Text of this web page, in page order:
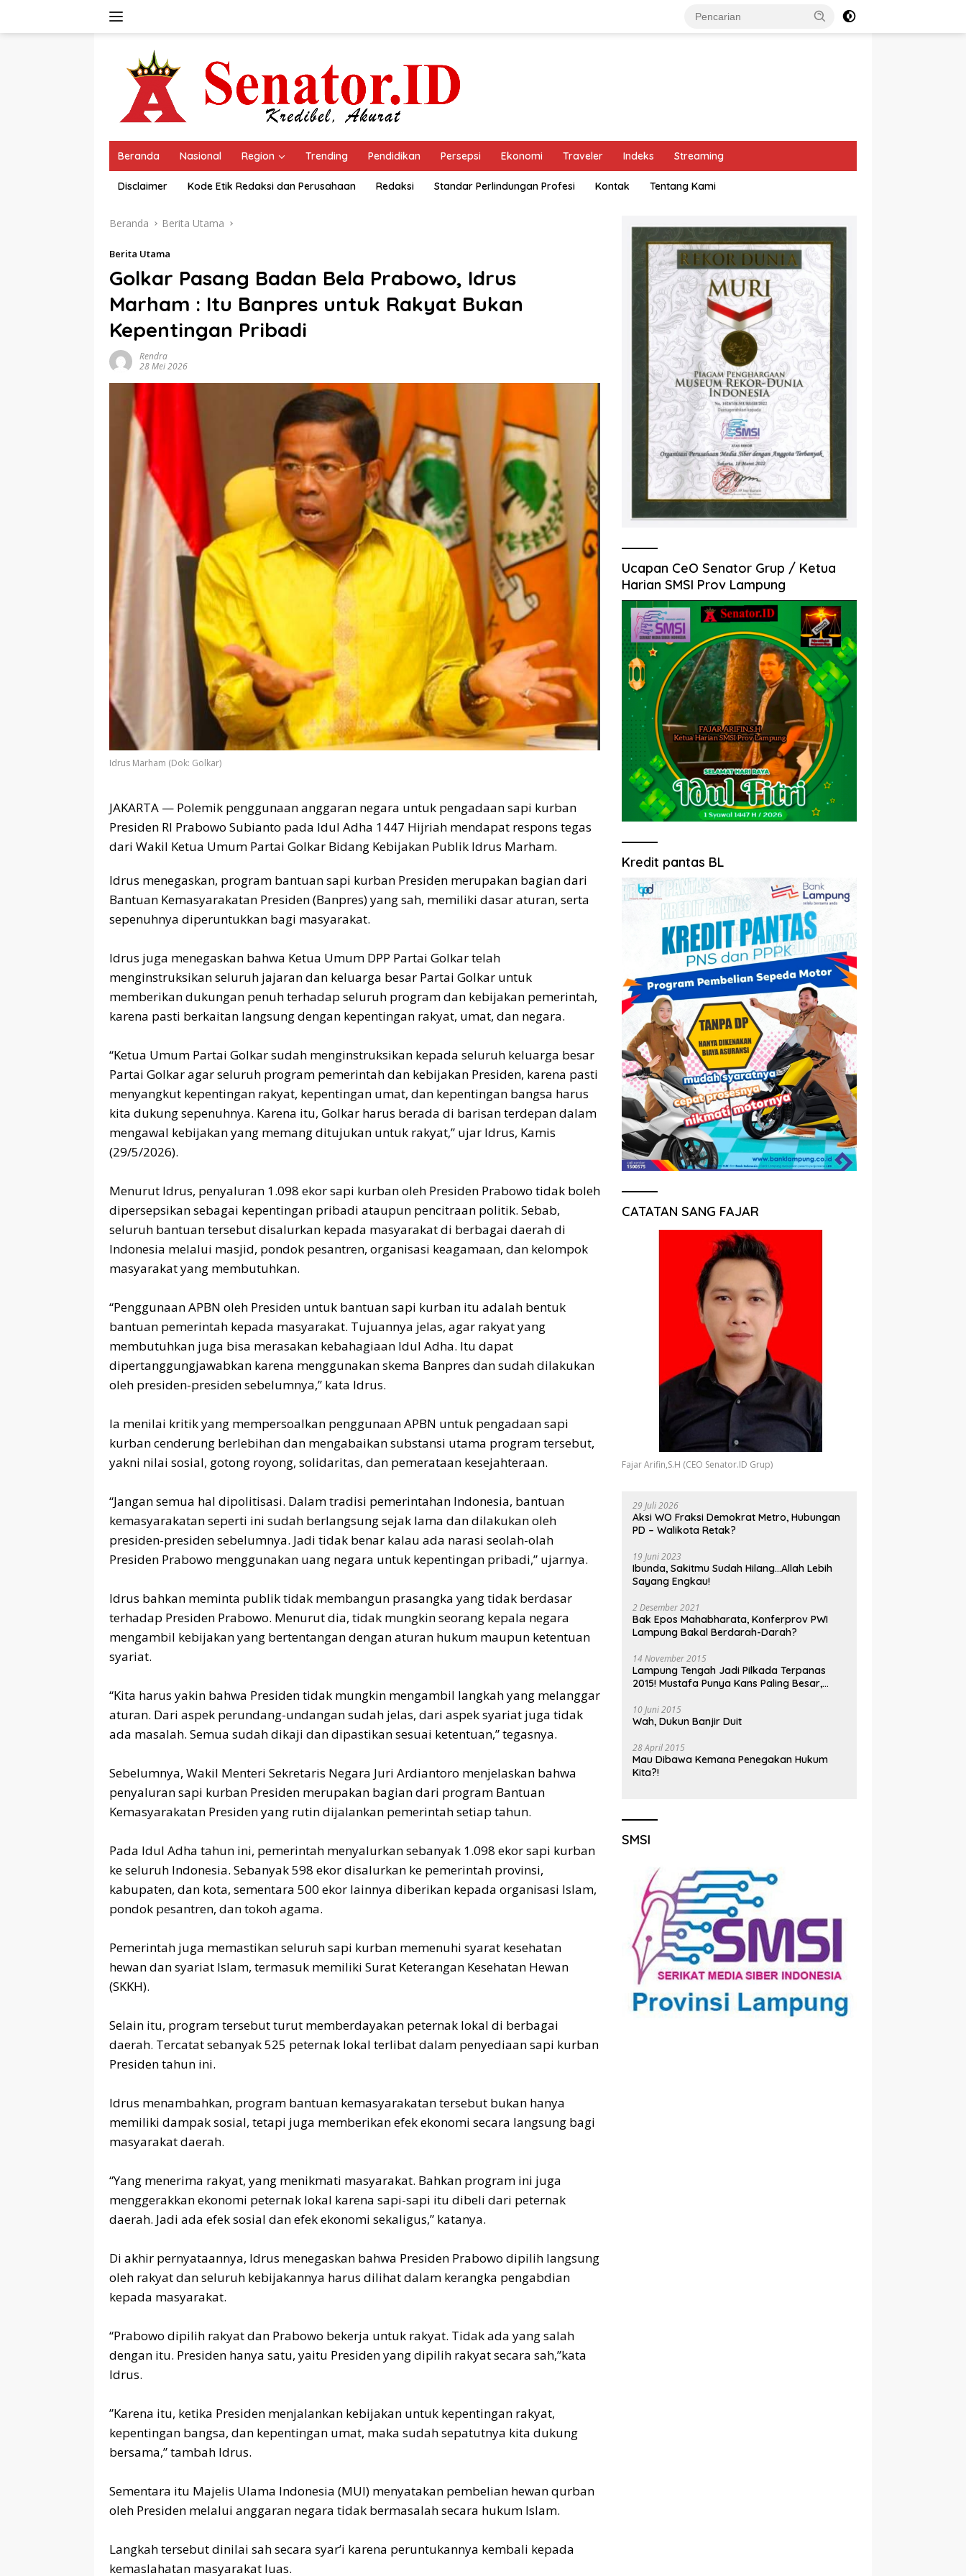
Beranda Nasional Region Trending Pendidikan Persepsi Ekonomi Traveler Indeks Streaming
Disclaimer Kode Etik Redaksi dan Perusahaan Redaksi Standar Perlindungan Profesi Kontak Tentang Kami
Beranda Berita Utama
Berita Utama
Golkar Pasang Badan Bela Prabowo, Idrus
Marham : Itu Banpres untuk Rakyat Bukan
Kepentingan Pribadi
Rendra
28 Mei 2026
Idrus Marham (Dok: Golkar)
JAKARTA — Polemik penggunaan anggaran negara untuk pengadaan sapi kurban
Presiden RI Prabowo Subianto pada Idul Adha 1447 Hijriah mendapat respons tegas
dari Wakil Ketua Umum Partai Golkar Bidang Kebijakan Publik Idrus Marham.
Idrus menegaskan, program bantuan sapi kurban Presiden merupakan bagian dari
Bantuan Kemasyarakatan Presiden (Banpres) yang sah, memiliki dasar aturan, serta
sepenuhnya diperuntukkan bagi masyarakat.
‎Idrus juga menegaskan bahwa Ketua Umum DPP Partai Golkar telah
menginstruksikan seluruh jajaran dan keluarga besar Partai Golkar untuk
memberikan dukungan penuh terhadap seluruh program dan kebijakan pemerintah,
karena pasti berkaitan langsung dengan kepentingan rakyat, umat, dan negara.
‎“Ketua Umum Partai Golkar sudah menginstruksikan kepada seluruh keluarga besar
Partai Golkar agar seluruh program pemerintah dan kebijakan Presiden, karena pasti
menyangkut kepentingan rakyat, kepentingan umat, dan kepentingan bangsa harus
kita dukung sepenuhnya. Karena itu, Golkar harus berada di barisan terdepan dalam
mengawal kebijakan yang memang ditujukan untuk rakyat,” ujar Idrus, Kamis
(29/5/2026).
‎Menurut Idrus, penyaluran 1.098 ekor sapi kurban oleh Presiden Prabowo tidak boleh
dipersepsikan sebagai kepentingan pribadi ataupun pencitraan politik. Sebab,
seluruh bantuan tersebut disalurkan kepada masyarakat di berbagai daerah di
Indonesia melalui masjid, pondok pesantren, organisasi keagamaan, dan kelompok
masyarakat yang membutuhkan.
‎“Penggunaan APBN oleh Presiden untuk bantuan sapi kurban itu adalah bentuk
bantuan pemerintah kepada masyarakat. Tujuannya jelas, agar rakyat yang
membutuhkan juga bisa merasakan kebahagiaan Idul Adha. Itu dapat
dipertanggungjawabkan karena menggunakan skema Banpres dan sudah dilakukan
oleh presiden-presiden sebelumnya,” kata Idrus.
‎Ia menilai kritik yang mempersoalkan penggunaan APBN untuk pengadaan sapi
kurban cenderung berlebihan dan mengabaikan substansi utama program tersebut,
yakni nilai sosial, gotong royong, solidaritas, dan pemerataan kesejahteraan.
‎“Jangan semua hal dipolitisasi. Dalam tradisi pemerintahan Indonesia, bantuan
kemasyarakatan seperti ini sudah berlangsung sejak lama dan dilakukan oleh
presiden-presiden sebelumnya. Jadi tidak benar kalau ada narasi seolah-olah
Presiden Prabowo menggunakan uang negara untuk kepentingan pribadi,” ujarnya.
‎Idrus bahkan meminta publik tidak membangun prasangka yang tidak berdasar
terhadap Presiden Prabowo. Menurut dia, tidak mungkin seorang kepala negara
mengambil kebijakan yang bertentangan dengan aturan hukum maupun ketentuan
syariat.
‎“Kita harus yakin bahwa Presiden tidak mungkin mengambil langkah yang melanggar
aturan. Dari aspek perundang-undangan sudah jelas, dari aspek syariat juga tidak
ada masalah. Semua sudah dikaji dan dipastikan sesuai ketentuan,” tegasnya.
‎Sebelumnya, Wakil Menteri Sekretaris Negara Juri Ardiantoro menjelaskan bahwa
penyaluran sapi kurban Presiden merupakan bagian dari program Bantuan
Kemasyarakatan Presiden yang rutin dijalankan pemerintah setiap tahun.
‎Pada Idul Adha tahun ini, pemerintah menyalurkan sebanyak 1.098 ekor sapi kurban
ke seluruh Indonesia. Sebanyak 598 ekor disalurkan ke pemerintah provinsi,
kabupaten, dan kota, sementara 500 ekor lainnya diberikan kepada organisasi Islam,
pondok pesantren, dan tokoh agama.
‎Pemerintah juga memastikan seluruh sapi kurban memenuhi syarat kesehatan
hewan dan syariat Islam, termasuk memiliki Surat Keterangan Kesehatan Hewan
(SKKH).
‎Selain itu, program tersebut turut memberdayakan peternak lokal di berbagai
daerah. Tercatat sebanyak 525 peternak lokal terlibat dalam penyediaan sapi kurban
Presiden tahun ini.
‎Idrus menambahkan, program bantuan kemasyarakatan tersebut bukan hanya
memiliki dampak sosial, tetapi juga memberikan efek ekonomi secara langsung bagi
masyarakat daerah.
‎“Yang menerima rakyat, yang menikmati masyarakat. Bahkan program ini juga
menggerakkan ekonomi peternak lokal karena sapi-sapi itu dibeli dari peternak
daerah. Jadi ada efek sosial dan efek ekonomi sekaligus,” katanya.
‎Di akhir pernyataannya, Idrus menegaskan bahwa Presiden Prabowo dipilih langsung
oleh rakyat dan seluruh kebijakannya harus dilihat dalam kerangka pengabdian
kepada masyarakat.
‎“Prabowo dipilih rakyat dan Prabowo bekerja untuk rakyat. Tidak ada yang salah
dengan itu. Presiden hanya satu, yaitu Presiden yang dipilih rakyat secara sah,”kata
Idrus.
‎”Karena itu, ketika Presiden menjalankan kebijakan untuk kepentingan rakyat,
kepentingan bangsa, dan kepentingan umat, maka sudah sepatutnya kita dukung
bersama,” tambah Idrus.
‎Sementara itu Majelis Ulama Indonesia (MUI) menyatakan pembelian hewan qurban
oleh Presiden melalui anggaran negara tidak bermasalah secara hukum Islam.
‎Langkah tersebut dinilai sah secara syar’i karena peruntukannya kembali kepada
kemaslahatan masyarakat luas.
Ucapan CeO Senator Grup / Ketua
Harian SMSI Prov Lampung
Kredit pantas BL
CATATAN SANG FAJAR
Fajar Arifin,S.H (CEO Senator.ID Grup)
29 Juli 2026
Aksi WO Fraksi Demokrat Metro, Hubungan
PD – Walikota Retak?
19 Juni 2023
Ibunda, Sakitmu Sudah Hilang…Allah Lebih
Sayang Engkau!
2 Desember 2021
Bak Epos Mahabharata, Konferprov PWI
Lampung Bakal Berdarah-Darah?
14 November 2015
Lampung Tengah Jadi Pilkada Terpanas
2015! Mustafa Punya Kans Paling Besar,
10 Juni 2015
Wah, Dukun Banjir Duit
28 April 2015
Mau Dibawa Kemana Penegakan Hukum
Kita?!
SMSI